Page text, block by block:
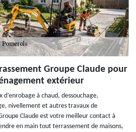
Groupe Claude pour
extérieur
à chaud, dessouchage,
nivellement et autres travaux de
Claude est votre meilleur contact à
en main tout terrassement de maisons,